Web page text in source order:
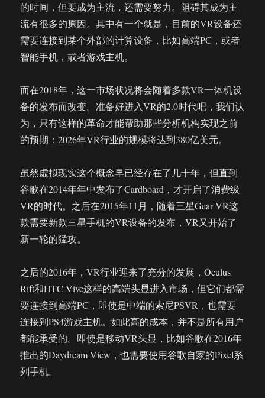
有
点
失
得
待
的时间，但要成为主流，还需要努力。阻碍其成为主
流有很多的原因。其中有一个就是，目前的VR设备还
需要连接到某个外部的计算设备，比如高端PC，或者
智能手机，或者游戏主机。
而在2018年，这一市场状况将会随着多款VR一体机设
备的发布而改变。准备好进入VR的2.0时代吧，我们认
为，只有这样的革命才能帮助那些分析机构实现之前
的预期：2026年VR行业的规模将达到380亿美元。
虽然虚拟现实这个概念早已经存在了几十年，但直到
谷歌在2014年年中发布了Cardboard，才开启了消费级
VR的时代。之后在2015年11月，随着三星Gear VR这
款需要新款三星手机的VR设备的发布，VR又开始了
新一轮的猛攻。
之后的2016年，VR行业迎来了充分的发展，Oculus
Rift和HTC Vive这样的高端头显进入市场，但它们都需
要连接到高端PC，即使是中端的索尼PSVR，也需要
连接到PS4游戏主机。如此高的成本，并不是所有用户
都能承受的。即使是移动VR头显，比如谷歌在2016年
推出的Daydream View，也需要使用谷歌自家的Pixel系
列手机。